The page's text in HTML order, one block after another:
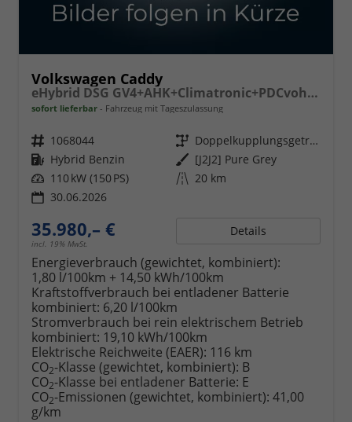
Volkswagen Caddy
eHybrid DSG GV4+AHK+Climatronic+PDCvohi+Cam+Regensens.+AppConnect
sofort lieferbar Fahrzeug mit Tageszulassung
Fahrzeugnr. 1068044 Getriebe
Doppelkupplungsgetriebe (DSG)
Kraftstoff Hybrid Benzin Außenfarbe [J2J2] Pure Grey
Leistung 110 kW (150 PS) Kilometerstand 20 km
30.06.2026
35.980,– €
incl. 19% MwSt.
Details
Energieverbrauch (gewichtet, kombiniert):
1,80 l/100km + 14,50 kWh/100km
Kraftstoffverbrauch bei entladener Batterie
kombiniert: 6,20 l/100km
Stromverbrauch bei rein elektrischem Betrieb
kombiniert: 19,10 kWh/100km
Elektrische Reichweite (EAER): 116 km
CO2-Klasse (gewichtet, kombiniert): B
CO2-Klasse bei entladener Batterie: E
CO2-Emissionen (gewichtet, kombiniert): 41,00
g/km